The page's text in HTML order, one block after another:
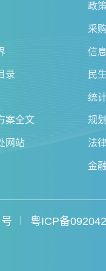
录
案全文
网站
政
采
信
民
统
规
法
金
粤ICP备